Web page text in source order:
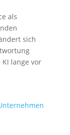
als
sich
lange vor